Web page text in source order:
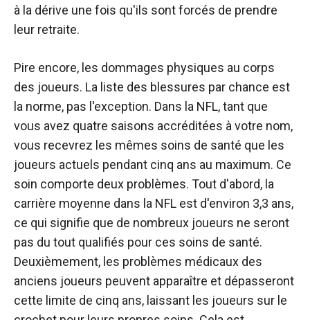
à la dérive une fois qu'ils sont forcés de prendre
leur retraite.
Pire encore, les dommages physiques au corps
des joueurs. La liste des blessures par chance est
la norme, pas l'exception. Dans la NFL, tant que
vous avez quatre saisons accréditées à votre nom,
vous recevrez les mêmes soins de santé que les
joueurs actuels pendant cinq ans au maximum. Ce
soin comporte deux problèmes. Tout d'abord, la
carrière moyenne dans la NFL est d'environ 3,3 ans,
ce qui signifie que de nombreux joueurs ne seront
pas du tout qualifiés pour ces soins de santé.
Deuxièmement, les problèmes médicaux des
anciens joueurs peuvent apparaître et dépasseront
cette limite de cinq ans, laissant les joueurs sur le